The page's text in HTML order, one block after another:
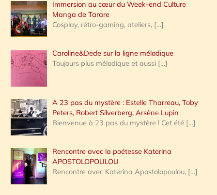
:
Immersion au cœur du Week-end Culture
Manga de Tarare
Cosplay, rétro-gaming, ateliers, […]
Caroline&Dede sur la ligne mélodique
Toujours plus mélodique et aussi […]
A 23 pas du mystère : Estelle Tharreau, Toby
Peters, Robert Silverberg, Arsène Lupin
Bienvenue à 23 pas du mystère ! Cet été […]
Rencontre avec la poétesse Katerina
APOSTOLOPOULOU
Rencontre avec Katerina Apostolopoulou, […]